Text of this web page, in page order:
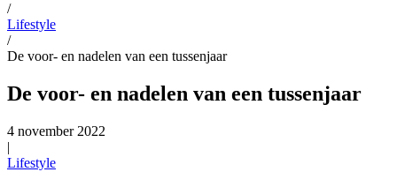
/
Lifestyle
/
De voor- en nadelen van een tussenjaar
De voor- en nadelen van een tussenjaar
4 november 2022
|
Lifestyle